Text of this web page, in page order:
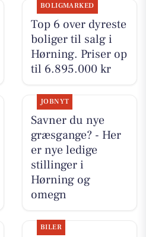
BOLIGMARKED
Top 6 over dyreste
boliger til salg i
Hørning. Priser op
til 6.895.000 kr
JOBNYT
Savner du nye
græsgange? - Her
er nye ledige
stillinger i
Hørning og
omegn
BILER